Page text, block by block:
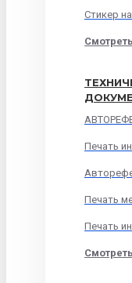
Стикер
Печать
Печать
Печать